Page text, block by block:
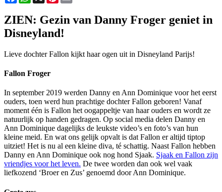
ZIEN: Gezin van Danny Froger geniet in
Disneyland!
Lieve dochter Fallon kijkt haar ogen uit in Disneyland Parijs!
Fallon Froger
In september 2019 werden Danny en Ann Dominique voor het eerst
ouders, toen werd hun prachtige dochter Fallon geboren! Vanaf
moment één is Fallon het oogappeltje van haar ouders en wordt ze
natuurlijk op handen gedragen. Op social media delen Danny en
Ann Dominique dagelijks de leukste video’s en foto’s van hun
kleine meid. En wat ons gelijk opvalt is dat Fallon er altijd tiptop
uitziet! Het is nu al een kleine diva, té schattig. Naast Fallon hebben
Danny en Ann Dominique ook nog hond Sjaak. Sjaak en Fallon zijn
vriendjes voor het leven. De twee worden dan ook wel vaak
liefkozend ‘Broer en Zus’ genoemd door Ann Dominique.